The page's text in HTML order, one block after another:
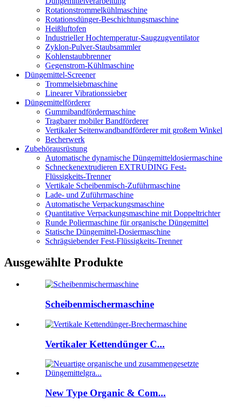
Rotationstrommelkühlmaschine
Rotationsdünger-Beschichtungsmaschine
Heißluftofen
Industrieller Hochtemperatur-Saugzugventilator
Zyklon-Pulver-Staubsammler
Kohlenstaubbrenner
Gegenstrom-Kühlmaschine
Düngemittel-Screener
Trommelsiebmaschine
Linearer Vibrationssieber
Düngemittelförderer
Gummibandfördermaschine
Tragbarer mobiler Bandförderer
Vertikaler Seitenwandbandförderer mit großem Winkel
Becherwerk
Zubehörausrüstung
Automatische dynamische Düngemitteldosiermaschine
Schneckenextrudieren EXTRUDING Fest-
Flüssigkeits-Trenner
Vertikale Scheibenmisch-Zuführmaschine
Lade- und Zuführmaschine
Automatische Verpackungsmaschine
Quantitative Verpackungsmaschine mit Doppeltrichter
Runde Poliermaschine für organische Düngemittel
Statische Düngemittel-Dosiermaschine
Schrägsiebender Fest-Flüssigkeits-Trenner
Ausgewählte Produkte
Scheibenmischermaschine
Vertikaler Kettendünger C...
New Type Organic & Com...